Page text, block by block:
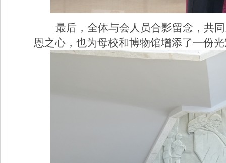
最后，全体与会人员合影留念，共
恩之心，也为母校和博物馆增添了一份